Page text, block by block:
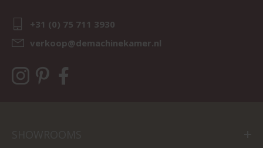
+31 (0) 75 711 3930
verkoop@demachinekamer.nl